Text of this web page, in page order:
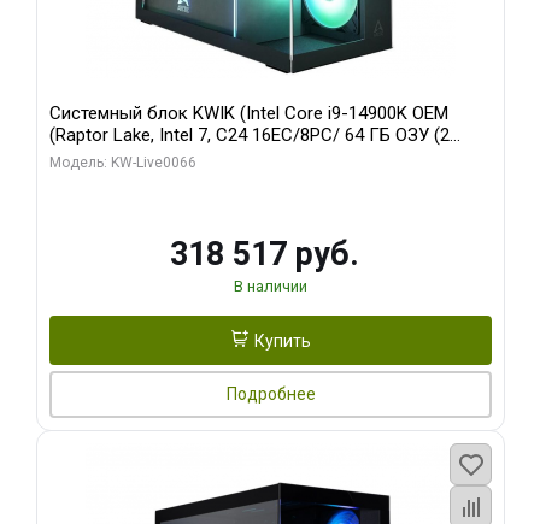
Системный блок KWIK (Intel Core i9-14900K OEM
(Raptor Lake, Intel 7, C24 16EC/8PC/ 64 ГБ ОЗУ (2
модуля)/ Gigabyte RTX5080 XTREME WATERFORCE
Модель: KW-Live0066
318 517 руб.
В наличии
Купить
Подробнее